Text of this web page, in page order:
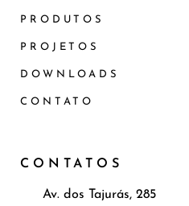
PRODUTOS
PROJETOS
DOWNLOADS
CONTATO
CONTATOS
Av. dos Tajurás, 285